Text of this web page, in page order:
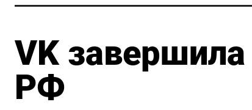
VK
РФ